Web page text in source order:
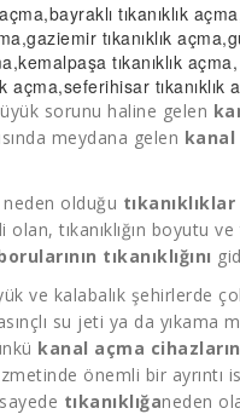
,bayraklı tıkanıklık açma
,gaziemir tıkanıklık açma
,kemalpaşa tıkanıklık açma
açma,seferihisar tıkanıklık
sorunu haline gelen
meydana gelen kanal
neden olduğu tıkanıklıklar
olan, tıkanıklığın boyutu
tıkanıklığını
ve kalabalık şehirlerde
su jeti ya da
kanal açma
önemli bir ayrıntı
tıkanıklığaneden